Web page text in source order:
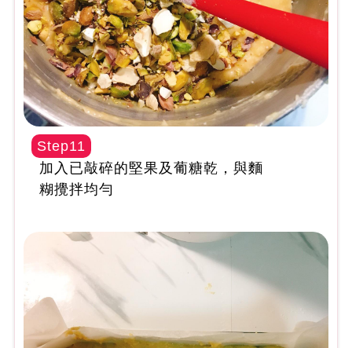
Step11
加入已敲碎的堅果及葡糖乾，與麵
糊攪拌均勻